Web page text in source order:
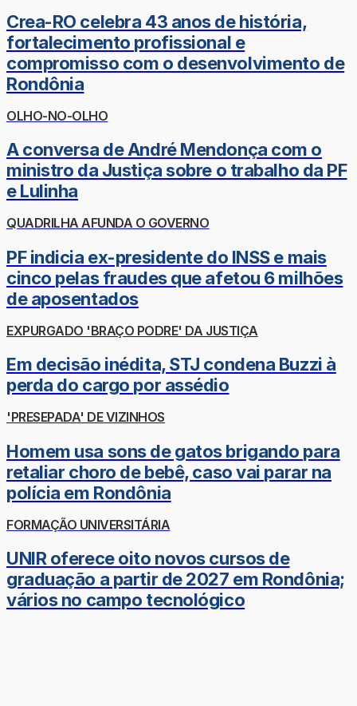
Crea-RO celebra 43 anos de história,
fortalecimento profissional e
compromisso com o desenvolvimento de
Rondônia
OLHO-NO-OLHO
A conversa de André Mendonça com o
ministro da Justiça sobre o trabalho da PF
e Lulinha
QUADRILHA AFUNDA O GOVERNO
PF indicia ex-presidente do INSS e mais
cinco pelas fraudes que afetou 6 milhões
de aposentados
EXPURGADO 'BRAÇO PODRE' DA JUSTIÇA
Em decisão inédita, STJ condena Buzzi à
perda do cargo por assédio
'PRESEPADA' DE VIZINHOS
Homem usa sons de gatos brigando para
retaliar choro de bebê, caso vai parar na
polícia em Rondônia
FORMAÇÃO UNIVERSITÁRIA
UNIR oferece oito novos cursos de
graduação a partir de 2027 em Rondônia;
vários no campo tecnológico